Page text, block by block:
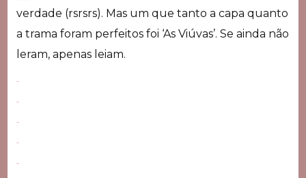
verdade (rsrsrs). Mas um que tanto a capa quanto
a trama foram perfeitos foi ‘As Viúvas’. Se ainda não
leram, apenas leiam.